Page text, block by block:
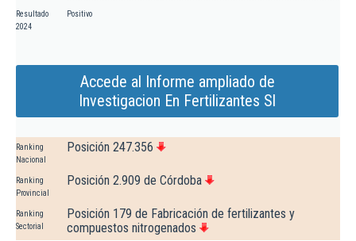
Resultado
2024
Positivo
Accede al Informe ampliado de
Investigacion En Fertilizantes Sl
Ranking
Nacional
Posición 247.356
Ranking
Provincial
Posición 2.909 de Córdoba
Ranking
Sectorial
Posición 179 de Fabricación de fertilizantes y
compuestos nitrogenados